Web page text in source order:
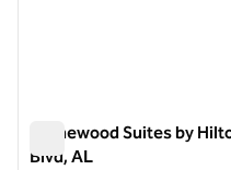
Homewood Suites by
Blvd, AL